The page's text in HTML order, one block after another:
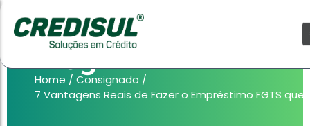
Blog
Home / Consignado /
7 Vantagens Reais de Fazer o Empréstimo FGTS